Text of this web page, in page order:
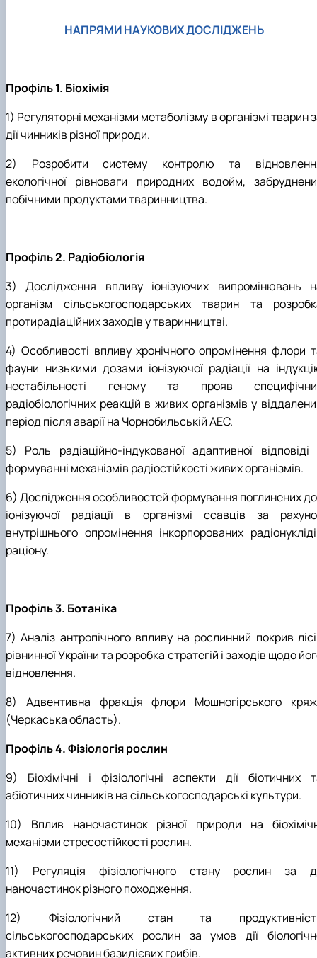
НАПРЯМИ НАУКОВИХ ДОСЛІДЖЕНЬ
Профіль 1. Біохімія
1) Регуляторні механізми метаболізму в організмі тварин
дії чинників різної природи.
2) Розробити систему контролю та
екологічної рівноваги природних водойм,
побічними продуктами тваринництва.
Профіль 2. Радіобіологія
3) Дослідження впливу іонізуючих випромінювань
організм сільськогосподарських тварин та
протирадіаційних заходів у тваринництві.
4) Особливості впливу хронічного опромінення флори
фауни низькими дозами іонізуючої радіації на
нестабільності геному та прояв
радіобіологічних реакцій в живих організмів у
період після аварії на Чорнобильській АЕС.
5) Роль радіаційно-індукованої адаптивної відповіді
формуванні механізмів радіостійкості живих організмів.
6) Дослідження особливостей формування поглинених
іонізуючої радіації в організмі ссавців за
внутрішнього опромінення інкорпорованих
раціону.
Профіль 3. Ботаніка
7) Аналіз антропічного впливу на рослинний покрив
рівнинної України та розробка стратегій і заходів щодо
відновлення.
8) Адвентивна фракція флори Мошногірського
(Черкаська область).
Профіль 4. Фізіологія рослин
9) Біохімічні і фізіологічні аспекти дії біотичних
абіотичних чинників на сільськогосподарські культури.
10) Вплив наночастинок різної природи на
механізми стресостійкості рослин.
11) Регуляція фізіологічного стану рослин за
наночастинок різного походження.
12) Фізіологічний стан та
сільськогосподарських рослин за умов дії
активних речовин базидієвих грибів.